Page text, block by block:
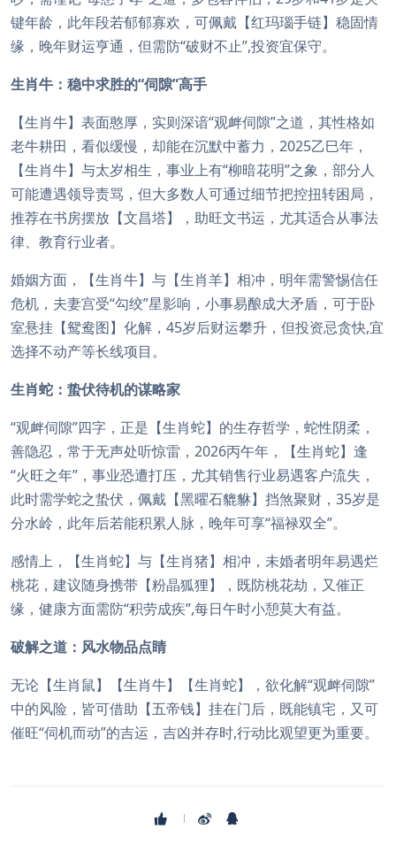
键年龄，此年段若郁郁寡欢，可佩戴【红玛瑙手链】稳固情
缘，晚年财运亨通，但需防“破财不止”,投资宜保守。
生肖牛：稳中求胜的“伺隙”高手
【生肖牛】表面憨厚，实则深谙“观衅伺隙”之道，其性格如
老牛耕田，看似缓慢，却能在沉默中蓄力，2025乙巳年，
【生肖牛】与太岁相生，事业上有“柳暗花明”之象，部分人
可能遭遇领导责骂，但大多数人可通过细节把控扭转困局，
推荐在书房摆放【文昌塔】，助旺文书运，尤其适合从事法
律、教育行业者。
婚姻方面，【生肖牛】与【生肖羊】相冲，明年需警惕信任
危机，夫妻宫受“勾绞”星影响，小事易酿成大矛盾，可于卧
室悬挂【鸳鸯图】化解，45岁后财运攀升，但投资忌贪快,宜
选择不动产等长线项目。
生肖蛇：蛰伏待机的谋略家
“观衅伺隙”四字，正是【生肖蛇】的生存哲学，蛇性阴柔，
善隐忍，常于无声处听惊雷，2026丙午年，【生肖蛇】逢
“火旺之年”，事业恐遭打压，尤其销售行业易遇客户流失，
此时需学蛇之蛰伏，佩戴【黑曜石貔貅】挡煞聚财，35岁是
分水岭，此年后若能积累人脉，晚年可享“福禄双全”。
感情上，【生肖蛇】与【生肖猪】相冲，未婚者明年易遇烂
桃花，建议随身携带【粉晶狐狸】，既防桃花劫，又催正
缘，健康方面需防“积劳成疾”,每日午时小憩莫大有益。
破解之道：风水物品点睛
无论【生肖鼠】【生肖牛】【生肖蛇】，欲化解“观衅伺隙”
中的风险，皆可借助【五帝钱】挂在门后，既能镇宅，又可
催旺“伺机而动”的吉运，吉凶并存时,行动比观望更为重要。